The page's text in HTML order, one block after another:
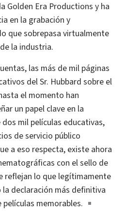
Golden Era Productions y ha
en la grabación y
que sobrepasa virtualmente
la industria.
las más de mil páginas
del Sr. Hubbard sobre el
el momento han
un papel clave en la
mil películas educativas,
de servicio público
a eso respecta, existe ahora
con el sello de
reflejan lo que legítimamente
declaración más definitiva
memorables.